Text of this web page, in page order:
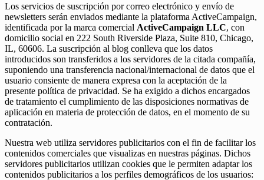
Los servicios de suscripción por correo electrónico y envío de
newsletters serán enviados mediante la plataforma ActiveCampaign,
identificada por la marca comercial ActiveCampaign LLC, con
domicilio social en 222 South Riverside Plaza, Suite 810, Chicago,
IL, 60606. La suscripción al blog conlleva que los datos
introducidos son transferidos a los servidores de la citada compañía,
suponiendo una transferencia nacional/internacional de datos que el
usuario consiente de manera expresa con la aceptación de la
presente política de privacidad. Se ha exigido a dichos encargados
de tratamiento el cumplimiento de las disposiciones normativas de
aplicación en materia de protección de datos, en el momento de su
contratación.
Nuestra web utiliza servidores publicitarios con el fin de facilitar los
contenidos comerciales que visualizas en nuestras páginas. Dichos
servidores publicitarios utilizan cookies que le permiten adaptar los
contenidos publicitarios a los perfiles demográficos de los usuarios: